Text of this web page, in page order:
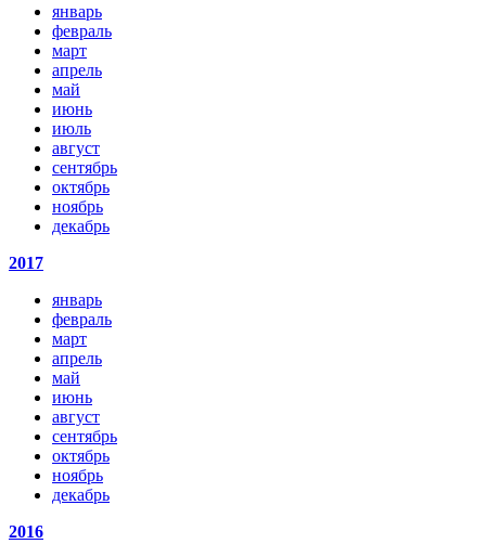
январь
февраль
март
апрель
май
июнь
июль
август
сентябрь
октябрь
ноябрь
декабрь
2017
январь
февраль
март
апрель
май
июнь
август
сентябрь
октябрь
ноябрь
декабрь
2016